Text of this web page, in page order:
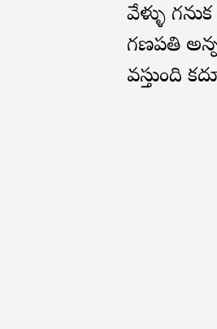
వేళ్ళు
గణపతి
వస్తుంది